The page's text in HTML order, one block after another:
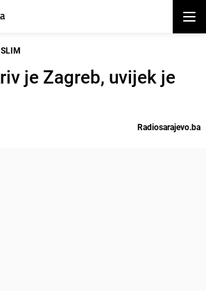
je Zagreb, uvijek je
Radiosarajevo.ba